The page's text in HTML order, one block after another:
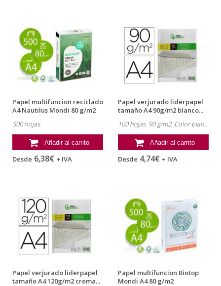
Papel multifuncion reciclado
A4 Nautilus Mondi 80 g/m2
500 hojas.
Añadir al carrito
Desde 6,38€ + IVA
Papel verjurado liderpapel
tamaño A4 90g/m2 blanco...
100 hojas. 90 g/m2, Color blanco.
Añadir al carrito
Desde 4,74€ + IVA
Papel verjurado liderpapel
tamaño A4 120g/m2 crema...
Papel multifuncion Biotop
Mondi A4 80 g/m2